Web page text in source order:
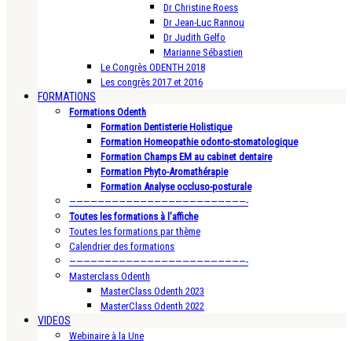
Dr Christine Roess
Dr Jean-Luc Rannou
Dr Judith Gelfo
Marianne Sébastien
Le Congrès ODENTH 2018
Les congrès 2017 et 2016
FORMATIONS
Formations Odenth
Formation Dentisterie Holistique
Formation Homeopathie odonto-stomatologique
Formation Champs EM au cabinet dentaire
Formation Phyto-Aromathérapie
Formation Analyse occluso-posturale
—————————————————————————-
Toutes les formations à l’affiche
Toutes les formations par thème
Calendrier des formations
—————————————————————————-
Masterclass Odenth
MasterClass Odenth 2023
MasterClass Odenth 2022
VIDEOS
Webinaire à la Une